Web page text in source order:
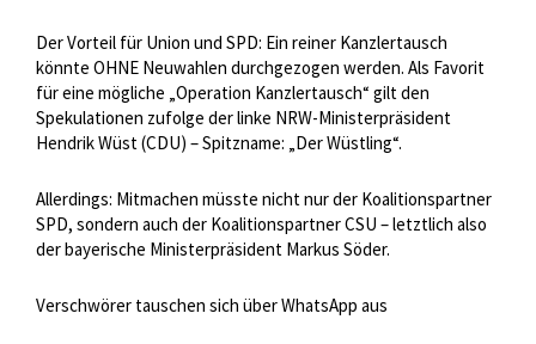
Der Vorteil für Union und SPD: Ein reiner Kanzlertausch
könnte OHNE Neuwahlen durchgezogen werden. Als Favorit
für eine mögliche „Operation Kanzlertausch“ gilt den
Spekulationen zufolge der linke NRW-Ministerpräsident
Hendrik Wüst (CDU) – Spitzname: „Der Wüstling“.
Allerdings: Mitmachen müsste nicht nur der Koalitionspartner
SPD, sondern auch der Koalitionspartner CSU – letztlich also
der bayerische Ministerpräsident Markus Söder.
Verschwörer tauschen sich über WhatsApp aus